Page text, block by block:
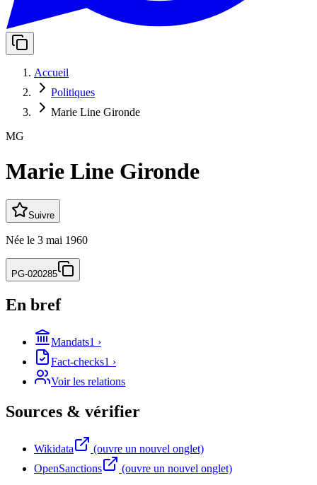
Accueil
Politiques
Marie Line Gironde
MG
Marie Line Gironde
Suivre
Née le 3 mai 1960
PG-020285
En bref
Mandats1 ›
Fact-checks1 ›
Voir les relations
Sources & vérifier
Wikidata
(ouvre un nouvel onglet)
OpenSanctions
(ouvre un nouvel onglet)